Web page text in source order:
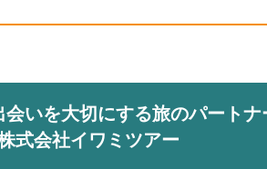
会いを大切にする旅のパートナ
式会社イワミツアー